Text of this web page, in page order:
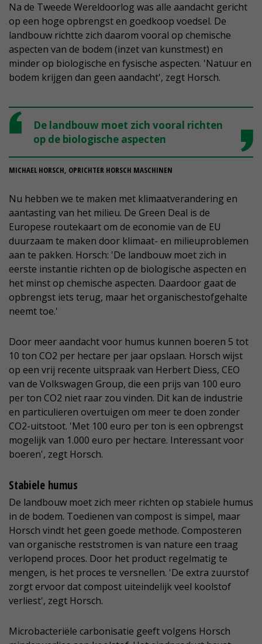
Na de Tweede Wereldoorlog was alle aandacht gericht
op een hoge opbrengst en goedkoop voedsel. De
landbouw richtte zich daarom vooral op chemische
aspecten van de bodem (inzet van kunstmest) en
minder op biologische en fysische aspecten. 'Natuur en
bodem krijgen dan geen aandacht', zegt Horsch.
De landbouw moet zich vooral richten
op de biologische aspecten
MICHAEL HORSCH, OPRICHTER HORSCH MASCHINEN
Nu hebben we te maken met klimaatverandering en
aantasting van het milieu. De Green Deal is de
Europese routekaart om de economie van de EU
duurzaam te maken door klimaat- en milieuproblemen
aan te pakken. Horsch: 'De landbouw moet zich in
eerste instantie richten op de biologische aspecten en
het minst op chemische aspecten. Daardoor gaat de
opbrengst iets terug, maar het organischestofgehalte
neemt toe.'
Door meer aandacht voor humus kunnen boeren 5 tot
10 ton CO2 per hectare per jaar opslaan. Horsch wijst
op een vrij recente uitspraak van Herbert Diess, CEO
van de Volkswagen Group, die een prijs van 100 euro
per ton CO2 niet raar zou vinden. Dit kan de industrie
en particulieren overtuigen om meer te doen zonder
CO2-uitstoot. 'Met 100 euro per ton is een opbrengst
mogelijk van 1.000 euro per hectare. Interessant voor
boeren', zegt Horsch.
Stabiele humus
De landbouw moet zich meer richten op stabiele humus
in de bodem. Toedienen van compost is simpel, maar
Horsch vindt het geen goede methode. Composteren
van organische reststromen is van nature een traag
verlopend proces. Door het product regelmatig te
mengen, is het proces te versnellen. 'De extra zuurstof
zorgt ervoor dat compost uiteindelijk veel koolstof
verliest', zegt Horsch.
Microbacteriële carbonisatie geeft volgens Horsch